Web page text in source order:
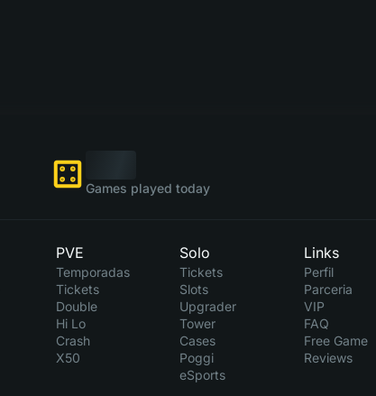
Games played today
PVE
Temporadas
Tickets
Double
Hi Lo
Crash
X50
Solo
Tickets
Slots
Upgrader
Tower
Cases
Poggi
eSports
Links
Perfil
Parceria
VIP
FAQ
Free Game
Reviews